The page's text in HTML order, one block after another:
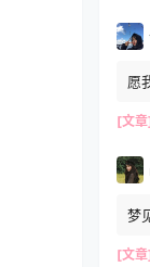
愿
[文
梦
[文